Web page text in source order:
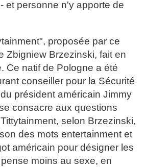
et personne n'y apporte de
proposée par ce
Zbigniew Brzezinski, fait en
Ce natif de Pologne a été
conseiller pour la Sécurité
président américain Jimmy
consacre aux questions
selon Brzezinski,
des mots entertainment et
américain pour désigner les
moins au sexe, en